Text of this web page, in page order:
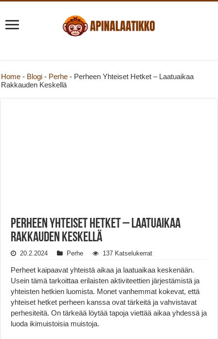
Home - Blogi - Perhe - Perheen Yhteiset Hetket – Laatuaikaa
Rakkauden Keskellä
Perheen Yhteiset Hetket – Laatuaikaa
Rakkauden Keskellä
20.2.2024 Perhe 137 Katselukerrat
Perheet kaipaavat yhteistä aikaa ja laatuaikaa keskenään.
Usein tämä tarkoittaa erilaisten aktiviteettien järjestämistä ja
yhteisten hetkien luomista. Monet vanhemmat kokevat, että
yhteiset hetket perheen kanssa ovat tärkeitä ja vahvistavat
perhesiteitä. On tärkeää löytää tapoja viettää aikaa yhdessä ja
luoda ikimuistoisia muistoja.